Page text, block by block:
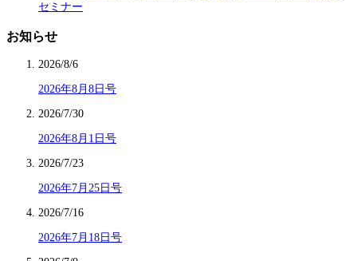
セミナー
お知らせ
2026/8/6
2026年8月8日号
2026/7/30
2026年8月1日号
2026/7/23
2026年7月25日号
2026/7/16
2026年7月18日号